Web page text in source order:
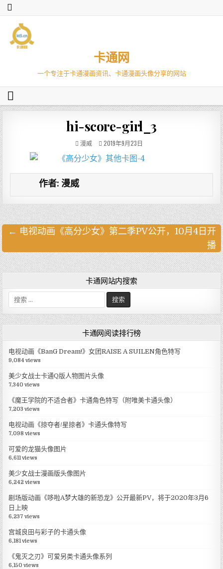
卡通网
一个专注于卡通漫画资讯、卡通漫画头像分享的网站
hi-score-girl_3
漫威 2019年9月23日
作者: 漫威
文
章
导
← 电视动画《高分少女》第二季PV公开，10月4日开
播
卡通网站内搜索
搜
索
:
卡通网阅读排行榜
电视动画《BanG Dream!》女团RAISE A SUILEN角色特写
9,084 views
美少女战士卡通Q版人物图片头像
7,340 views
《魔王学院的不适合者》卡通角色特写（附唯美卡通头像）
7,203 views
电视动画《掠夺者/星掠者》卡通头像特写
7,098 views
可爱的龙猫头像图片
6,611 views
美少女战士漫画版头像图片
6,242 views
剧场版动画《哆啦A梦大雄的新恐龙》公开最新PV，将于2020年3月6
日上映
6,237 views
宫城良田与彩子的卡通头像
6,181 views
《鬼灭之刃》可爱另类卡通头像系列
6,150 views